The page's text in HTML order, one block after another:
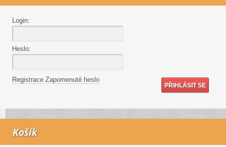
Login:
Heslo:
Registrace Zapomenuté heslo
Košík